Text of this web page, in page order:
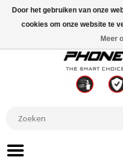
Door het gebruiken van onze
cookies om onze website te
Meer